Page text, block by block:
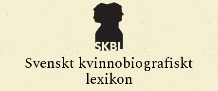
Svenskt kvinnobiografiskt
lexikon